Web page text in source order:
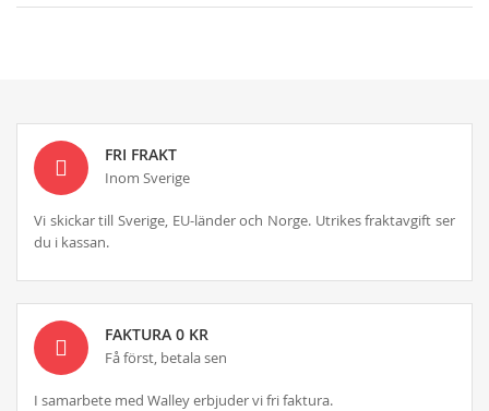
FRI FRAKT
Inom Sverige
Vi skickar till Sverige, EU-länder och Norge. Utrikes fraktavgift ser
du i kassan.
FAKTURA 0 KR
Få först, betala sen
I samarbete med Walley erbjuder vi fri faktura.